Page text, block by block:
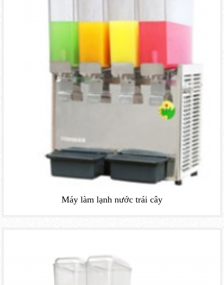
Máy làm lạnh nước trái cây